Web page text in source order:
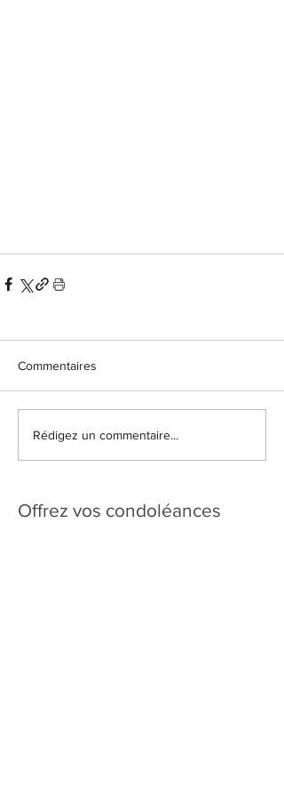
Commentaires
Rédigez un commentaire...
Offrez vos condoléances